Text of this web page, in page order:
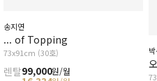
송지연
... of Topping
73x91cm (30호)
렌탈99,000원/월